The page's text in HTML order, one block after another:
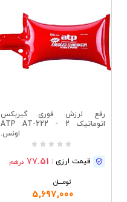
رفع لرزش فوری گیربکس
اتوماتیک ATP AT-222 - 2
اونس.
قیمت ارزی : 77.51 درهم
تومــــــان
5,697,000